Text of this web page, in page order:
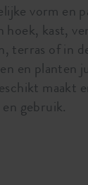
vorm en
kast,
terras of in
en planten
maakt
gebruik.